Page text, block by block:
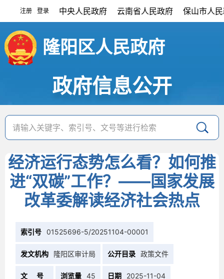
注册 登录 中央人民政府 云南省人民政府 保山市人
隆阳区人民政府
政府信息公开
经济运行态势怎么看？如何推
进“双碳”工作？——国家发展
改革委解读经济社会热点
索引号 01525696-5/20251104-00001
发文机构 隆阳区审计局 公开目录 政策文件
文 号 浏览量 45 日期 2025-11-04